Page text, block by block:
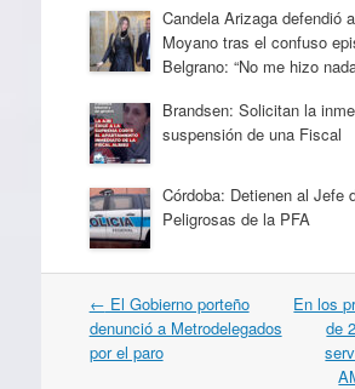
Candela Arizaga defendió
Moyano tras el confuso
Belgrano: “No me hizo
Brandsen: Solicitan la
suspensión de una Fiscal
Córdoba: Detienen al Jefe
Peligrosas de la PFA
Navegación
por
artículos
← El Gobierno porteño
denunció a Metrodelegados
por el paro
En los
de